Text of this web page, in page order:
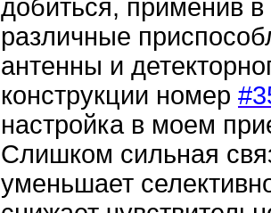
добиться, применив в
различные
антенны и
конструкции номер
настройка в моем
Слишком сильная
уменьшает